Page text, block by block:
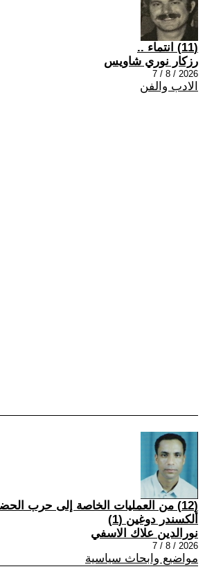
(11) انتماء ..
رزكار نوري شاويس
2026 / 8 / 7
الادب والفن
(12) من العمليات الخاصة إلى حرب
ألكسندر دوغين (1)
نورالدين علاك الاسفي
2026 / 8 / 7
مواضيع وابحاث سياسية